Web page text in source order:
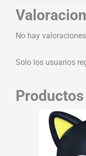
No hay
Solo los usuarios